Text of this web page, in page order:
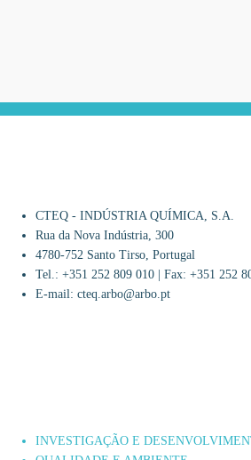
CTEQ - INDÚSTRIA QUÍMICA, S.A.
Rua da Nova Indústria, 300
4780-752 Santo Tirso, Portugal
Tel.: +351 252 809 010 | Fax: +351 252
E-mail: cteq.arbo@arbo.pt
INVESTIGAÇÃO E